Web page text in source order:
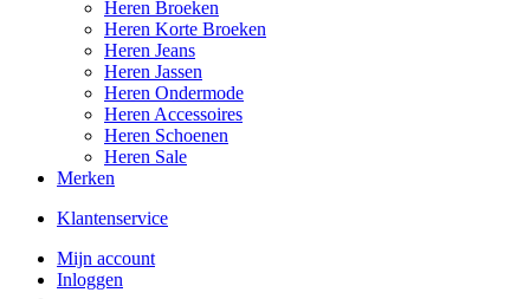
Heren Broeken
Heren Korte Broeken
Heren Jeans
Heren Jassen
Heren Ondermode
Heren Accessoires
Heren Schoenen
Heren Sale
Merken
Klantenservice
Mijn account
Inloggen